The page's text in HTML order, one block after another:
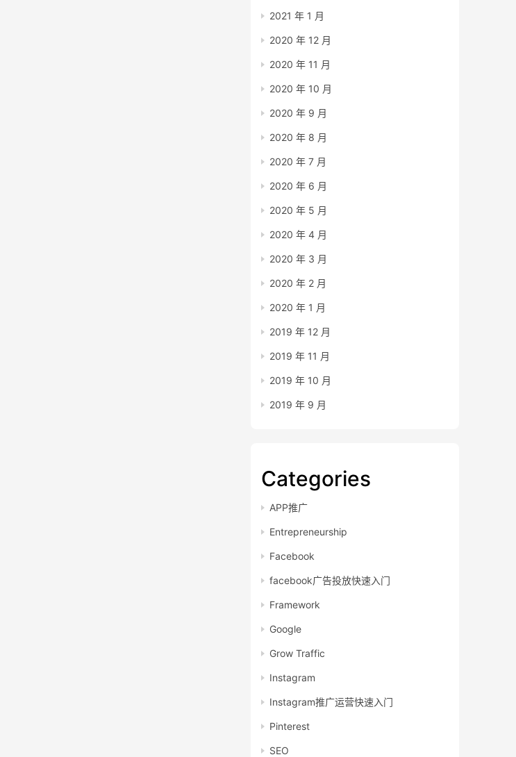
2021 年 1 月
2020 年 12 月
2020 年 11 月
2020 年 10 月
2020 年 9 月
2020 年 8 月
2020 年 7 月
2020 年 6 月
2020 年 5 月
2020 年 4 月
2020 年 3 月
2020 年 2 月
2020 年 1 月
2019 年 12 月
2019 年 11 月
2019 年 10 月
2019 年 9 月
Categories
APP推广
Entrepreneurship
Facebook
facebook广告投放快速入门
Framework
Google
Grow Traffic
Instagram
Instagram推广运营快速入门
Pinterest
SEO